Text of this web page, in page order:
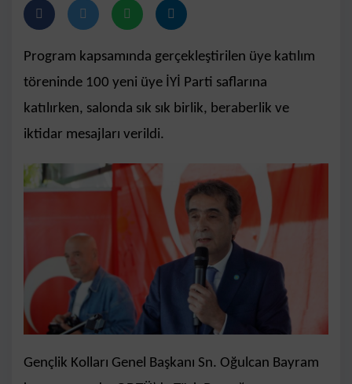
Program kapsamında gerçekleştirilen üye katılım
töreninde 100 yeni üye İYİ Parti saflarına
katılırken, salonda sık sık birlik, beraberlik ve
iktidar mesajları verildi.
Gençlik Kolları Genel Başkanı Sn. Oğulcan Bayram